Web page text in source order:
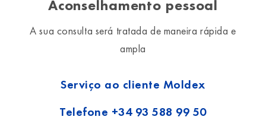
Aconselhamento pessoal
A sua consulta será tratada de maneira rápida e
ampla
Serviço ao cliente Moldex
Telefone +34 93 588 99 50